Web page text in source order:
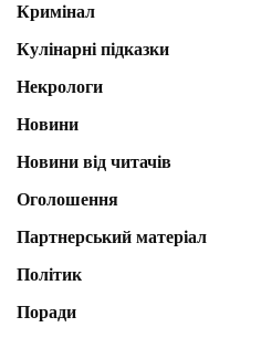
Кримінал
Кулінарні підказки
Некрологи
Новини
Новини від читачів
Оголошення
Партнерський матеріал
Політик
Поради